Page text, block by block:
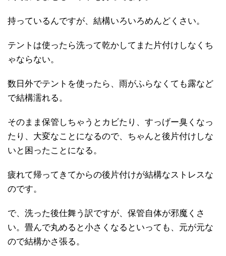
持っているんですが、結構いろいろめんどくさい。
テントは使ったら洗って乾かしてまた片付けしなくち
ゃならない。
数日外でテントを使ったら、雨がふらなくても露など
で結構濡れる。
そのまま保管しちゃうとカビたり、すっげー臭くなっ
たり、大変なことになるので、ちゃんと後片付けしな
いと困ったことになる。
疲れて帰ってきてからの後片付けが結構なストレスな
のです。
で、洗った後仕舞う訳ですが、保管自体が邪魔くさ
い。畳んで丸めると小さくなるといっても、元が元な
ので結構かさ張る。